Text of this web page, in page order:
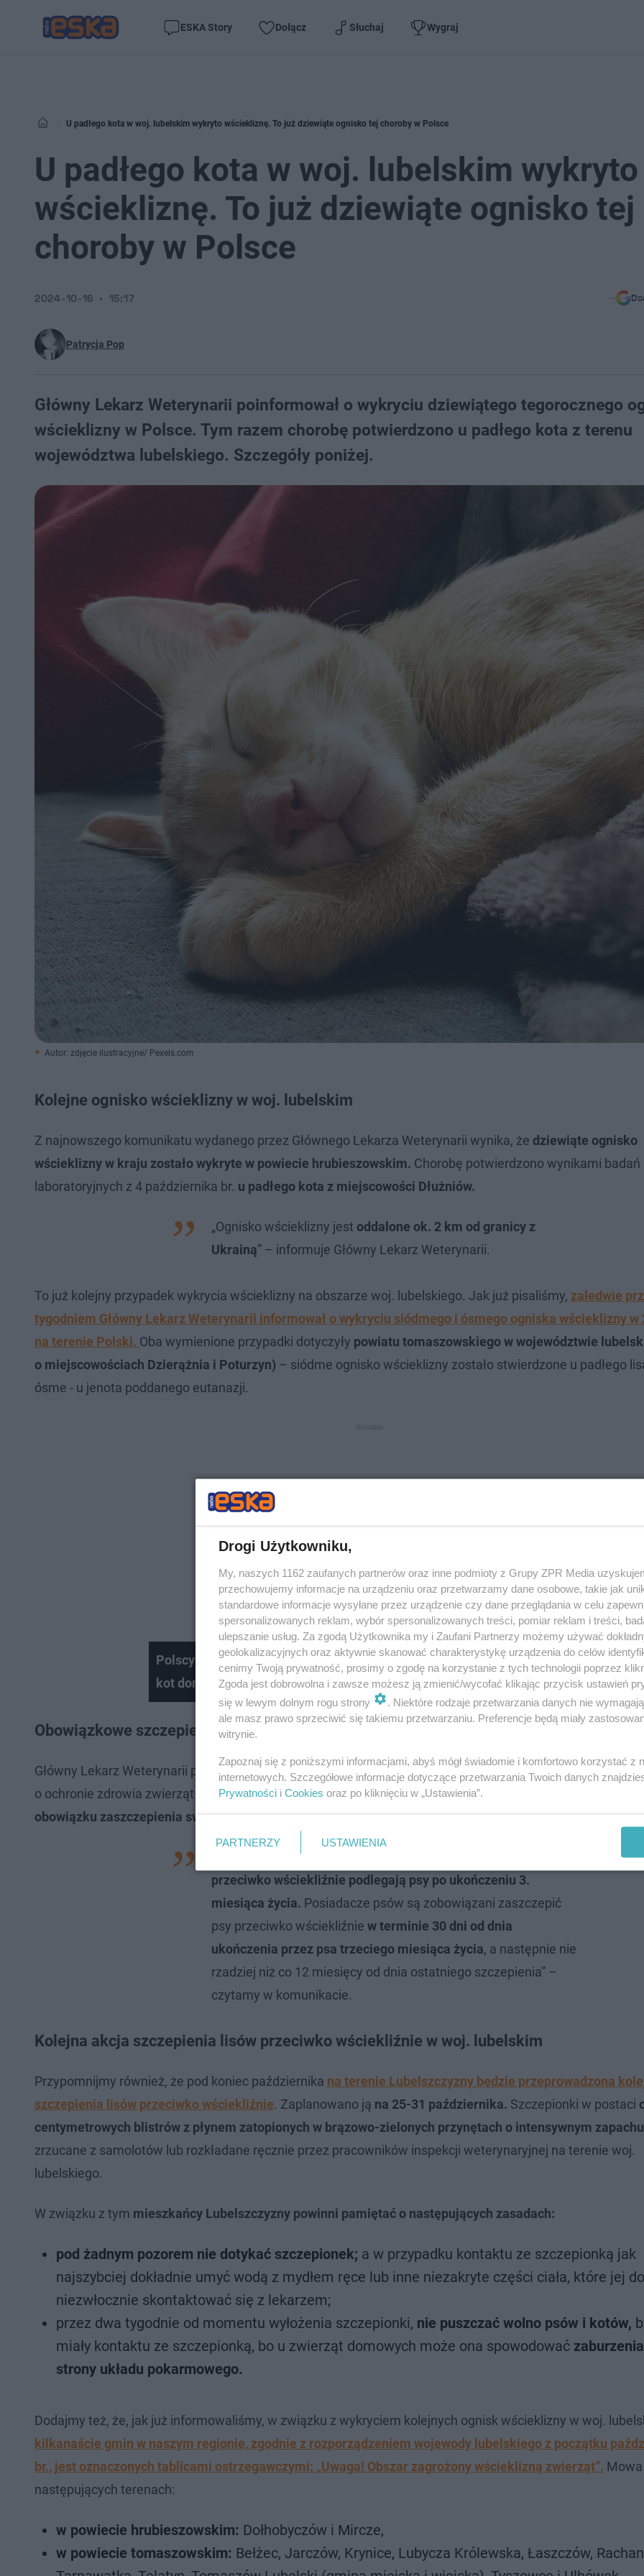
ESKA Story Dołącz Słuchaj Wygraj
U padłego kota w woj. lubelskim wykryto wściekliznę. To już dziewiąte ognisko tej choroby w Polsce
U padłego kota w woj. lubelskim wykryto
wściekliznę. To już dziewiąte ognisko tej
choroby w Polsce
Patrycja Pop
2024-10-16 15:17
Główny Lekarz Weterynarii poinformował o wykryciu dziewiątego tegorocznego
wścieklizny w Polsce. Tym razem chorobę potwierdzono u padłego kota z terenu
województwa lubelskiego. Szczegóły poniżej.
Autor: zdjęcie ilustracyjne/ Pexels.com
Kolejne ognisko wścieklizny w woj. lubelskim
Z najnowszego komunikatu wydanego przez Głównego Lekarza Weterynarii wynika, że dziewiąte ognisko
wścieklizny w kraju zostało wykryte w powiecie hrubieszowskim. Chorobę potwierdzono wynikami badań
laboratoryjnych z 4 października br. u padłego kota z miejscowości Dłużniów.
„Ognisko wścieklizny jest oddalone ok. 2 km od granicy z
Ukrainą” – informuje Główny Lekarz Weterynarii.
To już kolejny przypadek wykrycia wścieklizny na obszarze woj. lubelskiego. Jak już pisaliśmy, zaledwie
tygodniem Główny Lekarz Weterynarii informował o wykryciu siódmego i ósmego ogniska wścieklizny w
na terenie Polski. Oba wymienione przypadki dotyczyły powiatu tomaszowskiego w województwie
o miejscowościach Dzierążnia i Poturzyn) – siódme ognisko wścieklizny zostało stwierdzone u padłego
ósme - u jenota poddanego eutanazji.
Polscy celnicy zatrzymali groźnego drapieżnika. Powiedziała im, że to
kot domowy
Obowiązkowe szczepienia psów przeciwko wściekliźnie
Główny Lekarz Weterynarii przypomina, że zgodnie z obowiązującym prawem (art. 56 ustawy z dnia 11
o ochronie zdrowia zwierząt oraz zwalczaniu chorób zakaźnych zwierząt),właściciele psów powinni
obowiązku zaszczepienia swoich pupili przeciwko wściekliźnie.
„(…) na terytorium Polski
przeciwko wściekliźnie podlegają psy po ukończeniu 3.
miesiąca życia. Posiadacze psów są zobowiązani zaszczepić
psy przeciwko wściekliźnie w terminie 30 dni od dnia
ukończenia przez psa trzeciego miesiąca życia, a następnie nie
rzadziej niż co 12 miesięcy od dnia ostatniego szczepienia” –
czytamy w komunikacie.
Kolejna akcja szczepienia lisów przeciwko wściekliźnie w woj. lubelskim
Przypomnijmy również, że pod koniec października na terenie Lubelszczyzny będzie przeprowadzona
szczepienia lisów przeciwko wściekliźnie. Zaplanowano ją na 25-31 października. Szczepionki w postaci
centymetrowych blistrów z płynem zatopionych w brązowo-zielonych przynętach o intensywnym
zrzucane z samolotów lub rozkładane ręcznie przez pracowników inspekcji weterynaryjnej na terenie woj.
lubelskiego.
W związku z tym mieszkańcy Lubelszczyzny powinni pamiętać o następujących zasadach:
pod żadnym pozorem nie dotykać szczepionek; a w przypadku kontaktu ze szczepionką jak
najszybciej dokładnie umyć wodą z mydłem ręce lub inne niezakryte części ciała, które jej
niezwłocznie skontaktować się z lekarzem;
przez dwa tygodnie od momentu wyłożenia szczepionki, nie puszczać wolno psów i kotów,
miały kontaktu ze szczepionką, bo u zwierząt domowych może ona spowodować
strony układu pokarmowego.
Dodajmy też, że, jak już informowaliśmy, w związku z wykryciem kolejnych ognisk wścieklizny w woj.
kilkanaście gmin w naszym regionie, zgodnie z rozporządzeniem wojewody lubelskiego z początku
br., jest oznaczonych tablicami ostrzegawczymi: „Uwaga! Obszar zagrożony wścieklizną zwierząt”. Mowa
następujących terenach:
w powiecie hrubieszowskim: Dołhobyczów i Mircze,
w powiecie tomaszowskim: Bełżec, Jarczów, Krynice, Lubycza Królewska, Łaszczów,
Drogi Użytkowniku,
My, naszych 1162 zaufanych partnerów oraz inne podmioty z Grupy ZPR Media
przechowujemy informacje na urządzeniu oraz przetwarzamy dane osobowe, takie jak
standardowe informacje wysyłane przez urządzenie czy dane przeglądania w celu
spersonalizowanych reklam, wybór spersonalizowanych treści, pomiar reklam i treści,
ulepszanie usług. Za zgodą Użytkownika my i Zaufani Partnerzy możemy używać
geolokalizacyjnych oraz aktywnie skanować charakterystykę urządzenia do celów
cenimy Twoją prywatność, prosimy o zgodę na korzystanie z tych technologii poprzez
Zgoda jest dobrowolna i zawsze możesz ją zmienić/wycofać klikając przycisk ustawień
się w lewym dolnym rogu strony
. Niektóre rodzaje przetwarzania danych nie
ale masz prawo sprzeciwić się takiemu przetwarzaniu. Preferencje będą miały
witrynie.
Zapoznaj się z poniższymi informacjami, abyś mógł świadomie i komfortowo korzystać z
internetowych. Szczegółowe informacje dotyczące przetwarzania Twoich danych
Prywatności i Cookies oraz po kliknięciu w „Ustawienia”.
PARTNERZY USTAWIENIA